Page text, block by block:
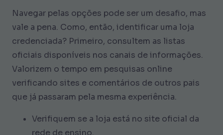
Navegar pelas opções pode ser um desafio, mas
vale a pena. Como, então, identificar uma loja
credenciada? Primeiro, consultem as listas
oficiais disponíveis nos canais de informações.
Valorizem o tempo em pesquisas online
verificando sites e comentários de outros pais
que já passaram pela mesma experiência.
Verifiquem se a loja está no site oficial da
rede de ensino.